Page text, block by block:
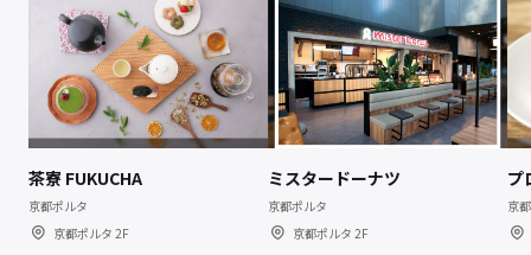
茶寮 FUKUCHA
京都ポルタ
京都ポルタ 2F
ミスタードーナツ
京都ポルタ
京都ポルタ 2F
プ
京